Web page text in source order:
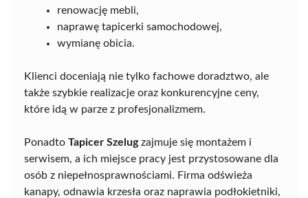
renowację mebli,
naprawę tapicerki samochodowej,
wymianę obicia.
Klienci doceniają nie tylko fachowe doradztwo, ale
także szybkie realizacje oraz konkurencyjne ceny,
które idą w parze z profesjonalizmem.
Ponadto Tapicer Szelugzajmuje się montażem i
serwisem, a ich miejsce pracy jest przystosowane dla
osób z niepełnosprawnościami. Firma odświeża
kanapy, odnawia krzesła oraz naprawia podłokietniki,